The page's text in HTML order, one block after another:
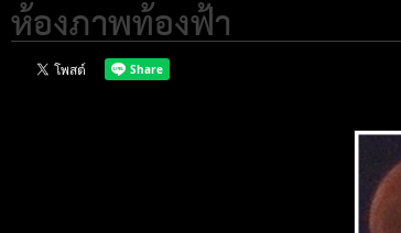
ห้องภาพท้องฟ้า